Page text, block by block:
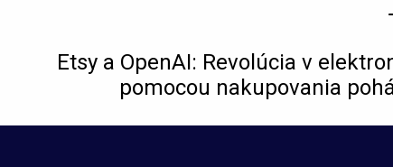
Etsy a OpenAI: Revolúcia v
pomocou nakupovania